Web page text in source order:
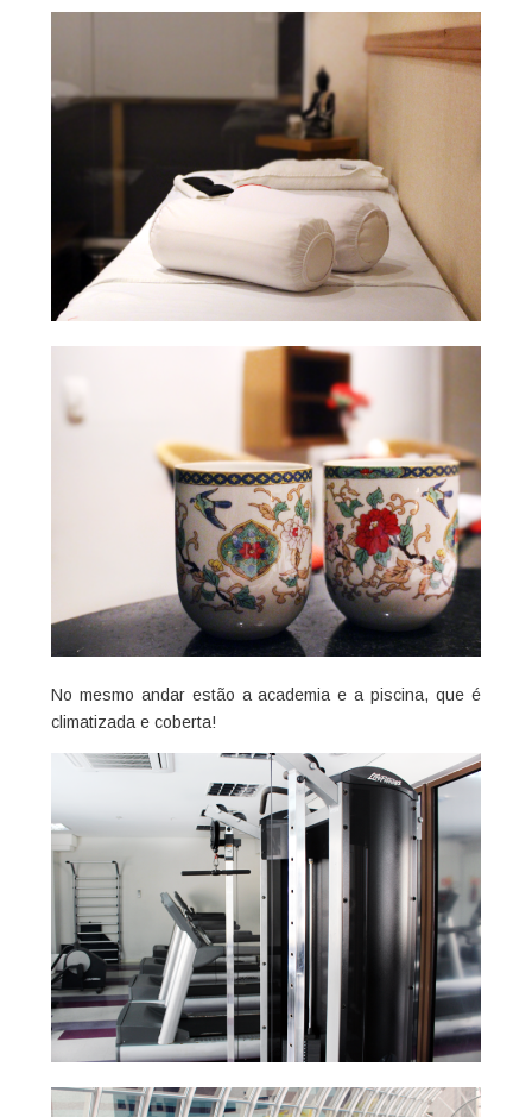
No mesmo andar estão a academia e a piscina, que é
climatizada e coberta!